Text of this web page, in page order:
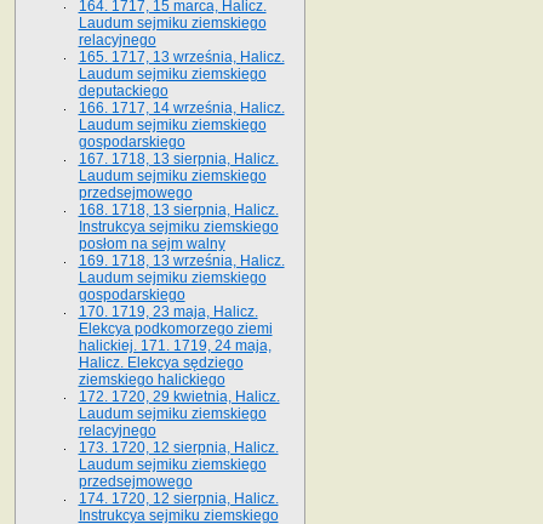
164. 1717, 15 marca, Halicz.
Laudum sejmiku ziemskiego
relacyjnego
165. 1717, 13 września, Halicz.
Laudum sejmiku ziemskiego
deputackiego
166. 1717, 14 września, Halicz.
Laudum sejmiku ziemskiego
gospodarskiego
167. 1718, 13 sierpnia, Halicz.
Laudum sejmiku ziemskiego
przedsejmowego
168. 1718, 13 sierpnia, Halicz.
Instrukcya sejmiku ziemskiego
posłom na sejm walny
169. 1718, 13 września, Halicz.
Laudum sejmiku ziemskiego
gospodarskiego
170. 1719, 23 maja, Halicz.
Elekcya podkomorzego ziemi
halickiej. 171. 1719, 24 maja,
Halicz. Elekcya sędziego
ziemskiego halickiego
172. 1720, 29 kwietnia, Halicz.
Laudum sejmiku ziemskiego
relacyjnego
173. 1720, 12 sierpnia, Halicz.
Laudum sejmiku ziemskiego
przedsejmowego
174. 1720, 12 sierpnia, Halicz.
Instrukcya sejmiku ziemskiego